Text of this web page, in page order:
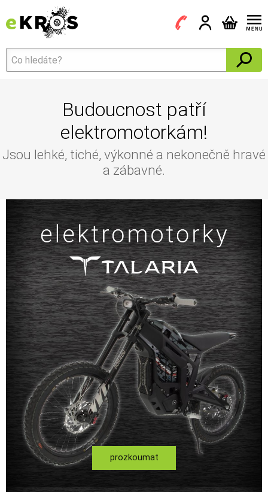
Budoucnost patří
elektromotorkám!
Jsou lehké, tiché, výkonné a nekonečně hravé
a zábavné.
prozkoumat